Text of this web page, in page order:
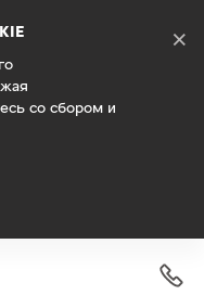
со сбором и
×
—